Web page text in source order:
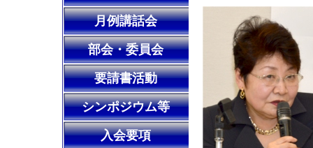
月例講話会
部会・委員会
要請書活動
シンポジウム等
入会要項